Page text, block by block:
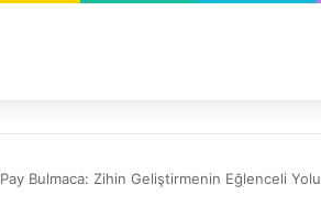
Pay Bulmaca: Zihin Geliştirmenin Eğlenceli Yolu